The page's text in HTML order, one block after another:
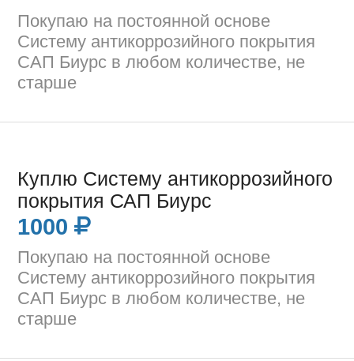
Покупаю на постоянной основе
Систему антикоррозийного покрытия
САП Биурс в любом количестве, не
старше
Куплю Систему антикоррозийного
покрытия САП Биурс
1000
Покупаю на постоянной основе
Систему антикоррозийного покрытия
САП Биурс в любом количестве, не
старше